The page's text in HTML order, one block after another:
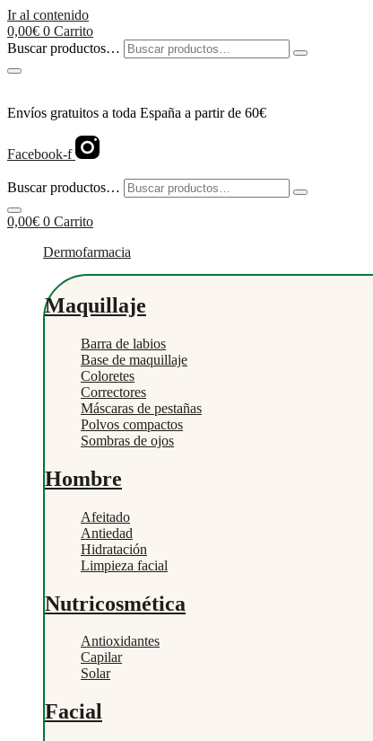
Ir al contenido
0,00€ 0 Carrito
Buscar productos…
Envíos gratuitos a toda España a partir de 60€
Facebook-f
Buscar productos…
0,00€ 0 Carrito
Dermofarmacia
Maquillaje
Barra de labios
Base de maquillaje
Coloretes
Correctores
Máscaras de pestañas
Polvos compactos
Sombras de ojos
Hombre
Afeitado
Antiedad
Hidratación
Limpieza facial
Nutricosmética
Antioxidantes
Capilar
Solar
Facial